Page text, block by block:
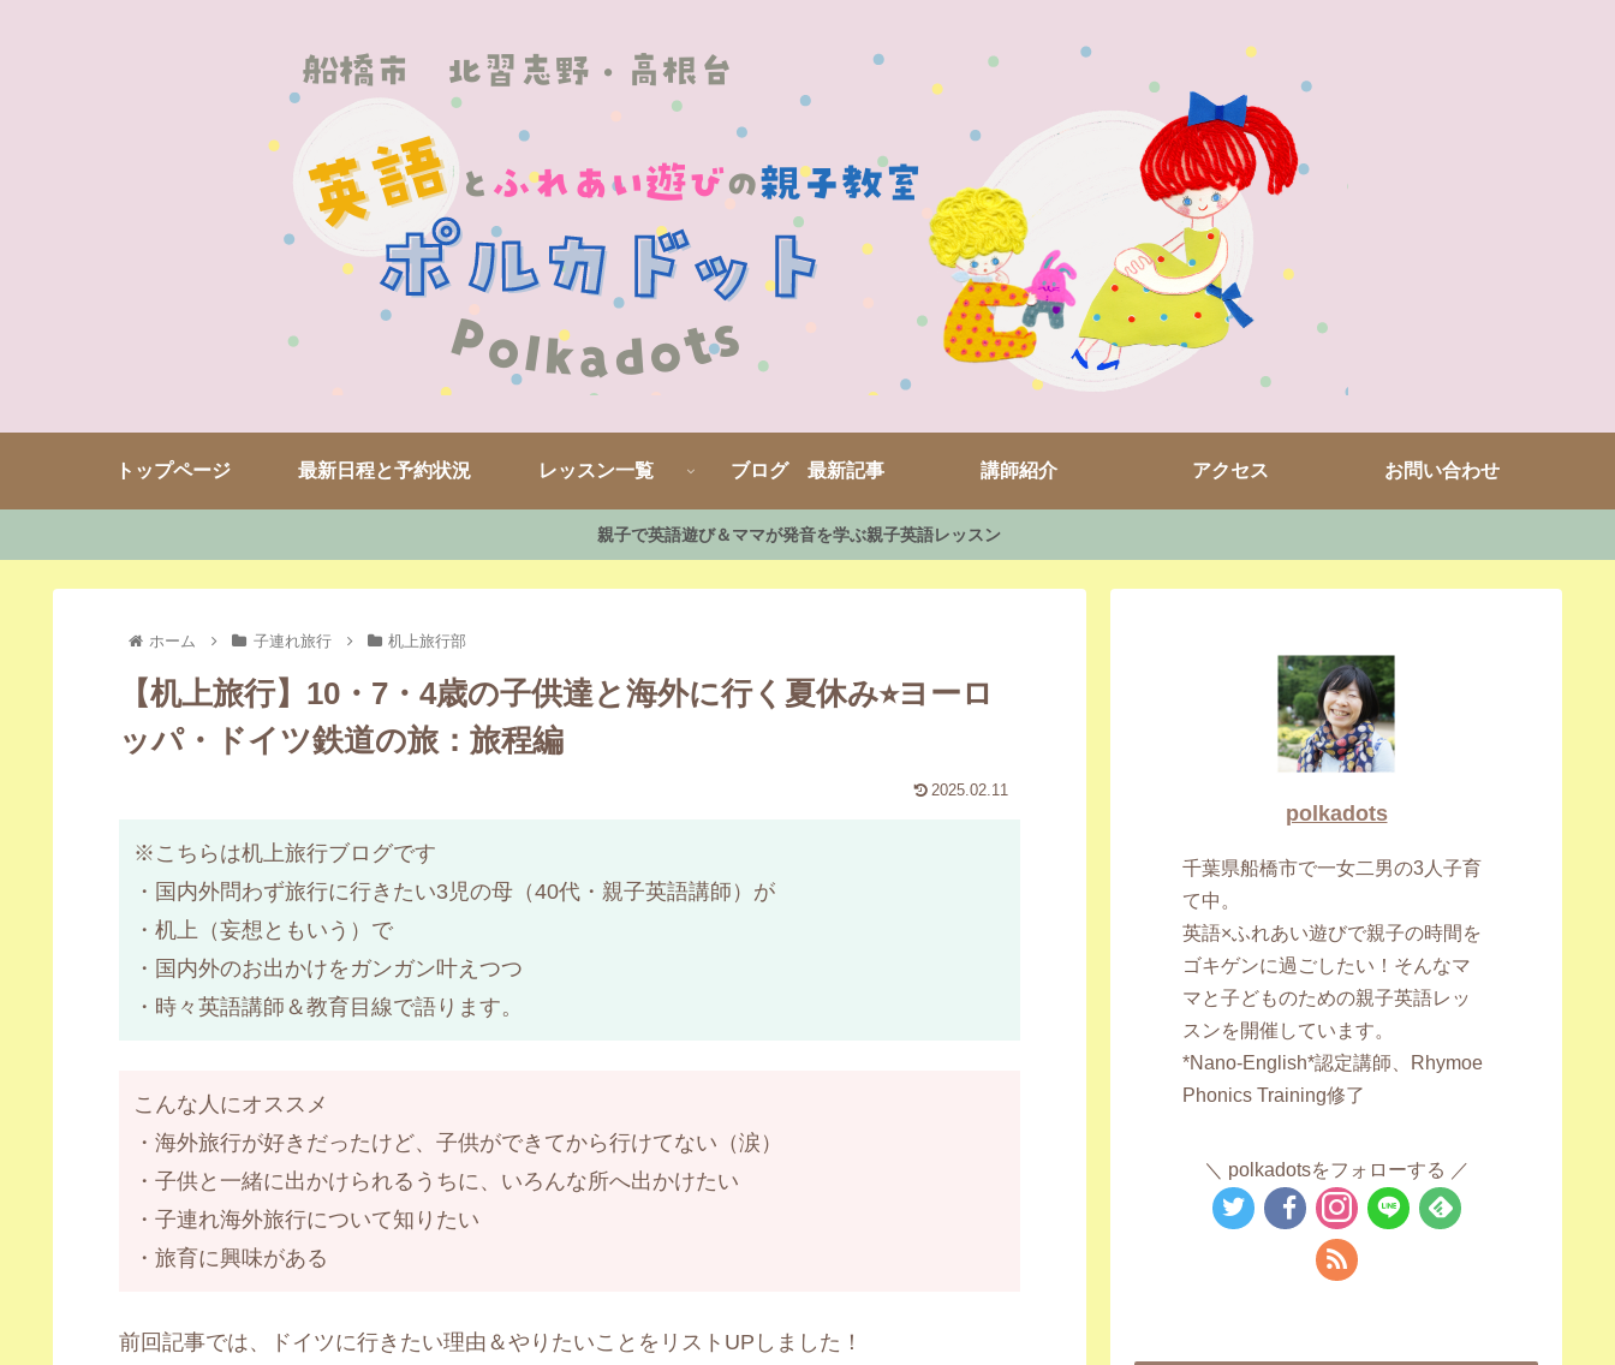
トップページ 最新日程と予約状況 レッスン一覧 ブログ 最新記事 講師紹介 アクセス お問い合わせ
親子で英語遊び＆ママが発音を学ぶ親子英語レッスン
ホーム 子連れ旅行 机上旅行部
【机上旅行】10・7・4歳の子供達と海外に行く夏休み⭐︎ヨーロ
ッパ・ドイツ鉄道の旅：旅程編
2025.02.11
※こちらは机上旅行ブログです
・国内外問わず旅行に行きたい3児の母（40代・親子英語講師）が
・机上（妄想ともいう）で
・国内外のお出かけをガンガン叶えつつ
・時々英語講師＆教育目線で語ります。
こんな人にオススメ
・海外旅行が好きだったけど、子供ができてから行けてない（涙）
・子供と一緒に出かけられるうちに、いろんな所へ出かけたい
・子連れ海外旅行について知りたい
・旅育に興味がある
前回記事では、ドイツに行きたい理由＆やりたいことをリストUPしました！
polkadots
千葉県船橋市で一女二男の3人子育
て中。
英語×ふれあい遊びで親子の時間を
ゴキゲンに過ごしたい！そんなマ
マと子どものための親子英語レッ
スンを開催しています。
*Nano-English*認定講師、Rhymoe
Phonics Training修了
polkadotsをフォローする